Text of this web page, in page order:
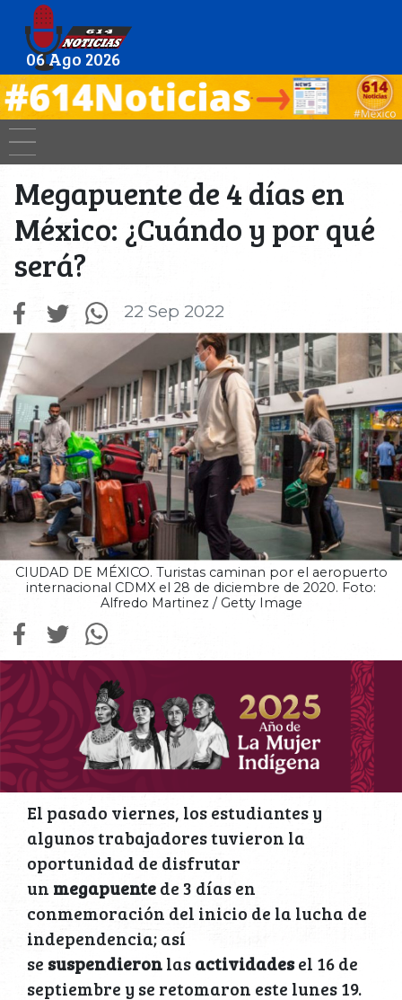
06 Ago 2026
Megapuente de 4 días en
México: ¿Cuándo y por qué
será?
22 Sep 2022
CIUDAD DE MÉXICO. Turistas caminan por el aeropuerto
internacional CDMX el 28 de diciembre de 2020. Foto:
Alfredo Martinez / Getty Image
El pasado viernes, los estudiantes y
algunos trabajadores tuvieron la
oportunidad de disfrutar
un megapuentede 3 días en
conmemoración del inicio de la lucha de
independencia; así
se suspendieronlasactividadesel 16 de
septiembre y se retomaron este lunes 19.